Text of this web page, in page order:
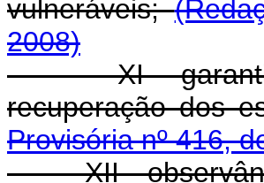
vulneráveis;
2008)
XI - garantia,
recuperação dos
Provisória nº 416,
XII - observância